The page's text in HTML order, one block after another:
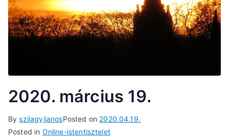
2020. március 19.
ByszilagyijanosPosted on 2020.04.19.
Posted in Online-istentisztelet